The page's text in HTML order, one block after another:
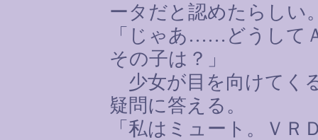
ータだと認めたらしい
「じゃあ …… どうして
その子は？」
少女が目を向けてく
疑問に答える。
「私はミュート。Ｖ